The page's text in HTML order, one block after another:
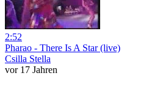
2:52
Pharao - There Is A Star (live)
Csilla Stella
vor 17 Jahren